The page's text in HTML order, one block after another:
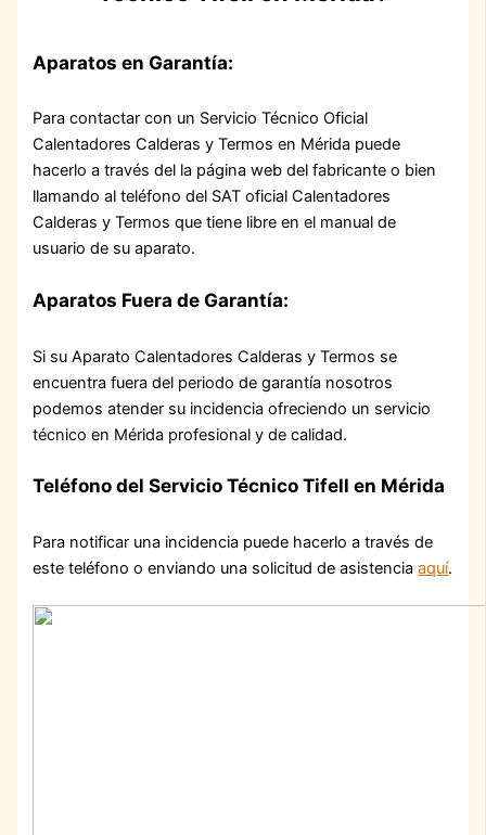
Aparatos en Garantía:
Para contactar con un Servicio Técnico Oficial
Calentadores Calderas y Termos en Mérida puede
hacerlo a través del la página web del fabricante o bien
llamando al teléfono del SAT oficial Calentadores
Calderas y Termos que tiene libre en el manual de
usuario de su aparato.
Aparatos Fuera de Garantía:
Si su Aparato Calentadores Calderas y Termos se
encuentra fuera del periodo de garantía nosotros
podemos atender su incidencia ofreciendo un servicio
técnico en Mérida profesional y de calidad.
Teléfono del Servicio Técnico Tifell en Mérida
Para notificar una incidencia puede hacerlo a través de
este teléfono o enviando una solicitud de asistenciaaquí.